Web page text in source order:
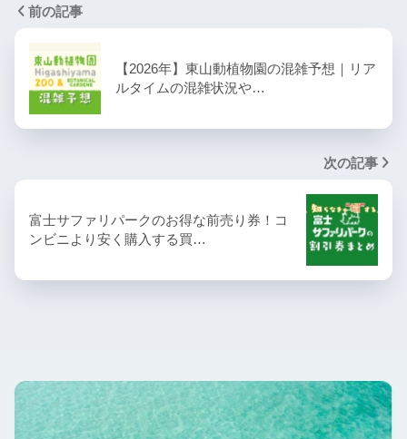
前の記事
【2026年】東山動植物園の混雑予想｜リア
ルタイムの混雑状況や…
次の記事
富士サファリパークのお得な前売り券！コ
ンビニより安く購入する買…